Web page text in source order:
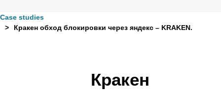
Case studies
Кракен обход блокировки через яндекс – KRAKEN.
Кракен